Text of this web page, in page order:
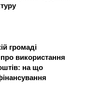
громаді
використання
на що